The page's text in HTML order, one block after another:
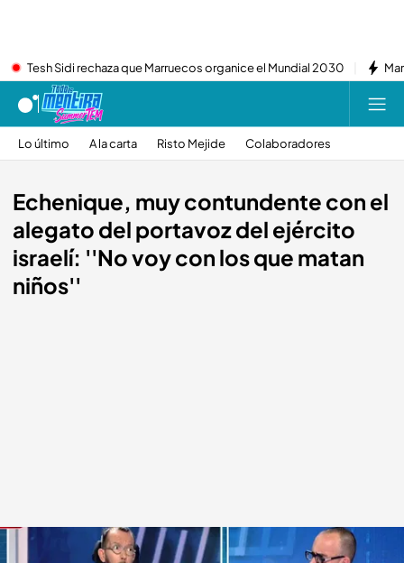
Tesh Sidi rechaza que Marruecos organice el Mundial 2030
Lo último A la carta Risto Mejide Colaboradores
Echenique, muy contundente con el
alegato del portavoz del ejército
israelí: ''No voy con los que matan
niños''
El rifirrafe entre Echenique y el portavoz del ejército israelí